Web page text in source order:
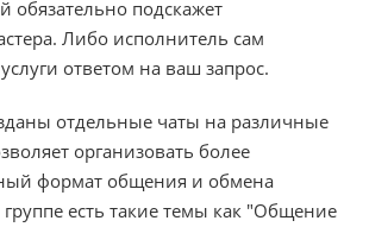
обязательно подскажет
Либо исполнитель сам
ответом на ваш запрос.
отдельные чаты на различные
организовать более
формат общения и обмена
есть такие темы как "Общение